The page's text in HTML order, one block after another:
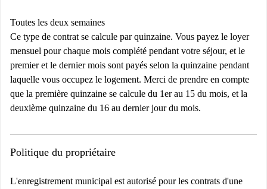
Toutes les deux semaines
Ce type de contrat se calcule par quinzaine. Vous payez le loyer
mensuel pour chaque mois complété pendant votre séjour, et le
premier et le dernier mois sont payés selon la quinzaine pendant
laquelle vous occupez le logement. Merci de prendre en compte
que la première quinzaine se calcule du 1er au 15 du mois, et la
deuxième quinzaine du 16 au dernier jour du mois.
Politique du propriétaire
L'enregistrement municipal est autorisé pour les contrats d'une